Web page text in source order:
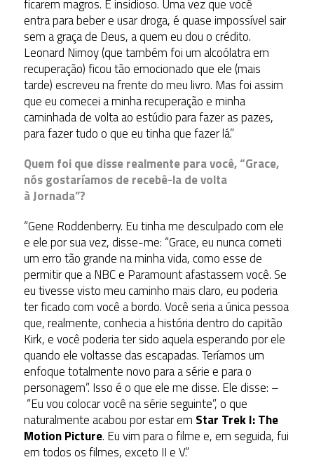
ficarem magros. É insidioso. Uma vez que você
entra para beber e usar droga, é quase impossível sair
sem a graça de Deus, a quem eu dou o crédito.
Leonard Nimoy (que também foi um alcoólatra em
recuperação) ficou tão emocionado que ele (mais
tarde) escreveu na frente do meu livro. Mas foi assim
que eu comecei a minha recuperação e minha
caminhada de volta ao estúdio para fazer as pazes,
para fazer tudo o que eu tinha que fazer lá.”
Quem foi que disse realmente para você, “Grace,
nós gostaríamos de recebê-la de volta
à Jornada”?
“Gene Roddenberry. Eu tinha me desculpado com ele
e ele por sua vez, disse-me: “Grace, eu nunca cometi
um erro tão grande na minha vida, como esse de
permitir que a NBC e Paramount afastassem você. Se
eu tivesse visto meu caminho mais claro, eu poderia
ter ficado com você a bordo. Você seria a única pessoa
que, realmente, conhecia a história dentro do capitão
Kirk, e você poderia ter sido aquela esperando por ele
quando ele voltasse das escapadas. Teríamos um
enfoque totalmente novo para a série e para o
personagem”. Isso é o que ele me disse. Ele disse: –
“Eu vou colocar você na série seguinte”, o que
naturalmente acabou por estar em Star Trek I: The
Motion Picture. Eu vim para o filme e, em seguida, fui
em todos os filmes, exceto II e V.”